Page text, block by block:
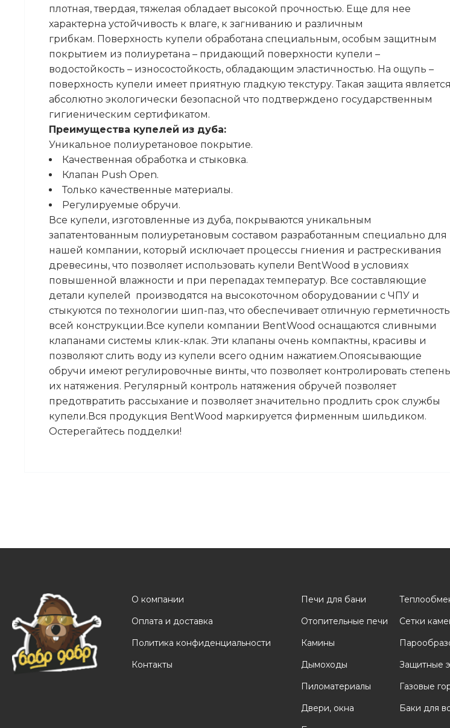
плотная, твердая, тяжелая обладает высокой прочностью. Еще для нее
характерна устойчивость к влаге, к загниванию и различным
грибкам. Поверхность купели обработана специальным, особым защитным
покрытием из полиуретана – придающий поверхности купели –
водостойкость – износостойкость, обладающим эластичностью. На ощупь –
поверхность купели имеет приятную гладкую текстуру. Такая защита является
абсолютно экологически безопасной что подтверждено государственным
гигиеническим сертификатом.
Преимущества купелей из дуба:
Уникальное полиуретановое покрытие.
Качественная обработка и стыковка.
Клапан Push Open.
Только качественные материалы.
Регулируемые обручи.
Все купели, изготовленные из дуба, покрываются уникальным
запатентованным полиуретановым составом разработанным специально для
нашей компании, который исключает процессы гниения и растрескивания
древесины, что позволяет использовать купели BentWood в условиях
повышенной влажности и при перепадах температур. Все составляющие
детали купелей производятся на высокоточном оборудовании с ЧПУ и
стыкуются по технологии шип-паз, что обеспечивает отличную герметичность
всей конструкции.Все купели компании BentWood оснащаются сливными
клапанами системы клик-клак. Эти клапаны очень компактны, красивы и
позволяют слить воду из купели всего одним нажатием.Опоясывающие
обручи имеют регулировочные винты, что позволяет контролировать степень
их натяжения. Регулярный контроль натяжения обручей позволяет
предотвратить рассыхание и позволяет значительно продлить срок службы
купели.Вся продукция BentWood маркируется фирменным шильдиком.
Остерегайтесь подделки!
О компании
Оплата и доставка
Политика конфиденциальности
Контакты
Печи для бани
Отопительные печи
Камины
Дымоходы
Пиломатериалы
Двери, окна
Сетки
Защитные
Газовые
Баки для